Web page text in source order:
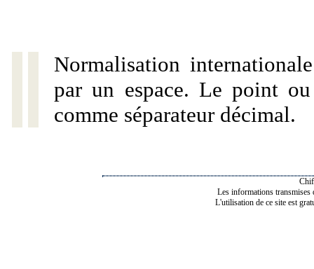
Normalisation
par un espace. Le point
comme séparateur décimal.
Les informations transmises
L'utilisation de ce site est